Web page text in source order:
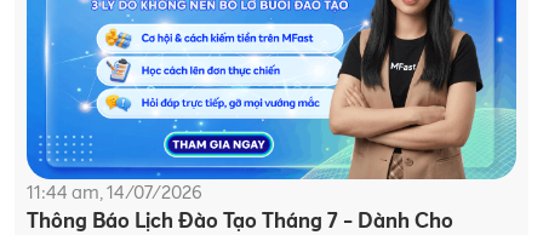
11:44 am, 14/07/2026
Thông Báo Lịch Đào Tạo Tháng 7 - Dành Cho